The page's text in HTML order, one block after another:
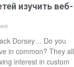
изучить веб-
Dorsey… Do you
in common? They all
interest in custom